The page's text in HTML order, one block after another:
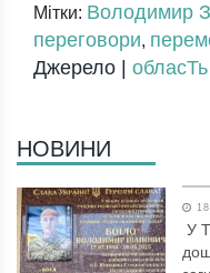
Мітки: Володимир
переговори,
Джерело | обласТь
НОВИНИ
У